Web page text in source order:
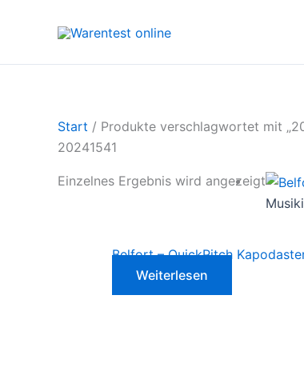
Start / Produkte verschlagwortet mit
20241541
Einzelnes Ergebnis wird angezeigt
Belfort – QuickPitch
Weiterlesen